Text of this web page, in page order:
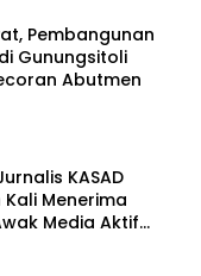
Pembangunan
Gunungsitoli
Abutmen
KASAD
Kali Menerima
Media Aktif